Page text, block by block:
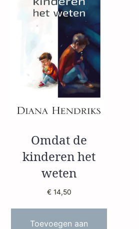
Omdat de
kinderen het
weten
€ 14,50
Toevoegen aan